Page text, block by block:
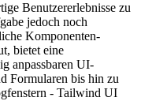
Benutzererlebnisse zu
jedoch noch
Komponenten-
bietet eine
anpassbaren UI-
Formularen bis hin zu
- Tailwind UI